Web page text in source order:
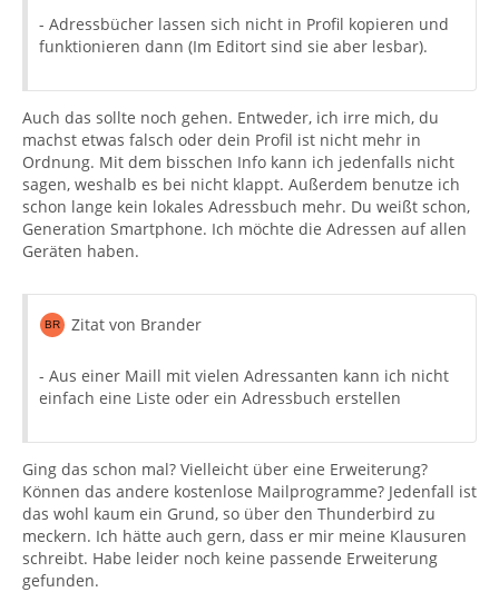
- Adressbücher lassen sich nicht in Profil kopieren und
funktionieren dann (Im Editort sind sie aber lesbar).
Auch das sollte noch gehen. Entweder, ich irre mich, du
machst etwas falsch oder dein Profil ist nicht mehr in
Ordnung. Mit dem bisschen Info kann ich jedenfalls nicht
sagen, weshalb es bei nicht klappt. Außerdem benutze ich
schon lange kein lokales Adressbuch mehr. Du weißt schon,
Generation Smartphone. Ich möchte die Adressen auf allen
Geräten haben.
Zitat von Brander
- Aus einer Maill mit vielen Adressanten kann ich nicht
einfach eine Liste oder ein Adressbuch erstellen
Ging das schon mal? Vielleicht über eine Erweiterung?
Können das andere kostenlose Mailprogramme? Jedenfall ist
das wohl kaum ein Grund, so über den Thunderbird zu
meckern. Ich hätte auch gern, dass er mir meine Klausuren
schreibt. Habe leider noch keine passende Erweiterung
gefunden.